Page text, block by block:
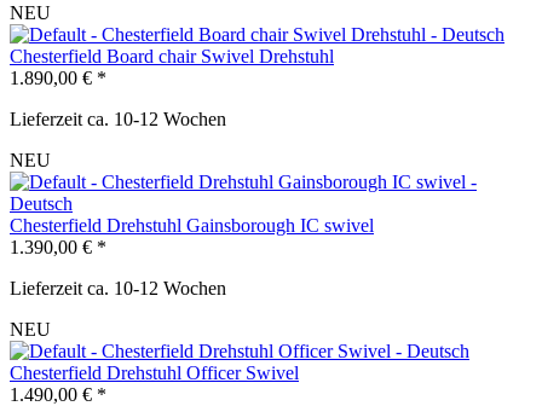
NEU
Chesterfield Board chair Swivel Drehstuhl
1.890,00 € *
Lieferzeit ca. 10-12 Wochen
NEU
Chesterfield Drehstuhl Gainsborough IC swivel
1.390,00 € *
Lieferzeit ca. 10-12 Wochen
NEU
Chesterfield Drehstuhl Officer Swivel
1.490,00 € *